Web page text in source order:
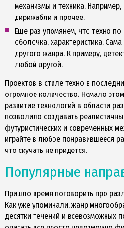
механизмы и техника.
дирижабли и прочее.
Еще раз упомянем, что техно по
оболочка, характеристика.
другого жанра. К примеру,
любой другой.
Проектов в стиле техно в
огромное количество. Немало
развитие технологий в области
позволило создавать
футуристических и современных
играйте в любое понравившееся
что скучать не придется.
Популярные
Пришло время поговорить про
Как уже упоминали, жанр
десятки течений и всевозможных